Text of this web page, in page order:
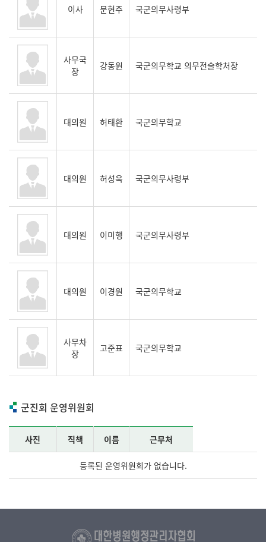
이사 문현주 국군의무사령부
사무국
장
강동원 국군의무학교 의무전술학처장
대의원 허태환 국군의무학교
대의원 허성욱 국군의무사령부
대의원 이미행 국군의무사령부
대의원 이경원 국군의무학교
사무차
장
고준표 국군의무학교
군진회 운영위원회
사진 직책 이름 근무처
등록된 운영위원회가 없습니다.